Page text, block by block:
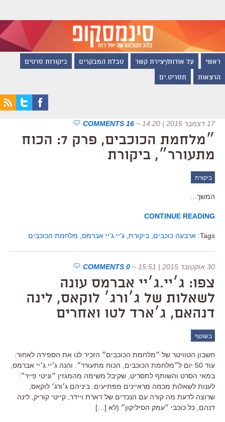
ראשי על אודות/יצירת קשר טבלת המבקרים ביקורות סרטים
הרצאות תסריט.ים
17 דצמבר 2015 | 14:20 ~
16 COMMENTS
״מלחמת הכוכבים, פרק 7: הכוח
מתעורר״, ביקורת
ביקורת
המשך…
CONTINUE READING
Tags: ארבעה כוכבים ביקורת ג'יי.ג'יי אברמס מלחמת הכוכבים
30 אוקטובר 2015 | 15:51 ~
0 COMMENTS
צפו: ג׳יי.ג׳יי אברמס עונה
לשאלות של ג׳ורג׳ לוקאס, לינה
דנהאם, ג׳ארד לטו ואחרים
בשוטף
חשבון הטוויטר של ״מלחמת הכוכבים״ הזכיר לנו את הספירה לאחור:
עוד 50 יום ל״מלחמת הכוכבים, הכוח מתעורר״. והנה ג׳יי.ג׳יי אברמס,
במאי הסרט והשותף לתסריט, שקיבל משימה מהמגזין ״וניטי פייר״:
לענות לשאלות מכמה מראיינים מפתיעים. ביניהם ג׳ורג׳ לוקאס,
שרוצה לדעת מה קורה עם הנכדים של דארת ויידר, קייטי קוריק, לינה
דנהם, כל כוכבי ״עמק הסיליקון״ (לא […]